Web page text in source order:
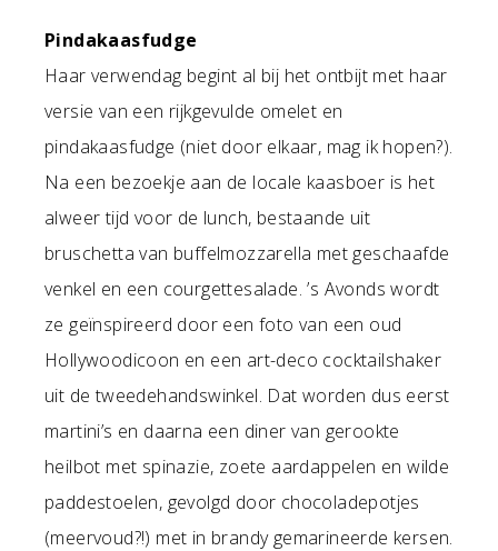
Pindakaasfudge
Haar verwendag begint al bij het ontbijt met haar
versie van een rijkgevulde omelet en
pindakaasfudge (niet door elkaar, mag ik hopen?).
Na een bezoekje aan de locale kaasboer is het
alweer tijd voor de lunch, bestaande uit
bruschetta van buffelmozzarella met geschaafde
venkel en een courgettesalade. ’s Avonds wordt
ze geïnspireerd door een foto van een oud
Hollywoodicoon en een art-deco cocktailshaker
uit de tweedehandswinkel. Dat worden dus eerst
martini’s en daarna een diner van gerookte
heilbot met spinazie, zoete aardappelen en wilde
paddestoelen, gevolgd door chocoladepotjes
(meervoud?!) met in brandy gemarineerde kersen.